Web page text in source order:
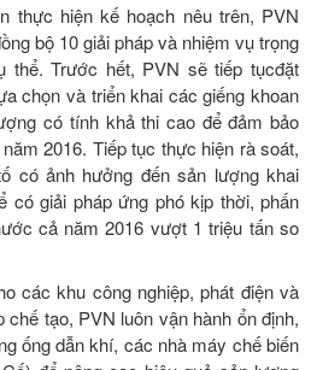
thực hiện kế hoạch nêu trên, PVN
bộ 10 giải pháp và nhiệm vụ trọng
Trước hết, PVN sẽ tiếp tụcđặt
chọn và triển khai các giếng khoan
có tính khả thi cao để đảm bảo
2016. Tiếp tục thực hiện rà soát,
có ảnh hưởng đến sản lượng khai
có giải pháp ứng phó kịp thời, phấn
cả năm 2016 vượt 1 triệu tấn so
các khu công nghiệp, phát điện và
chế tạo, PVN luôn vận hành ổn định,
ống dẫn khí, các nhà máy chế biến